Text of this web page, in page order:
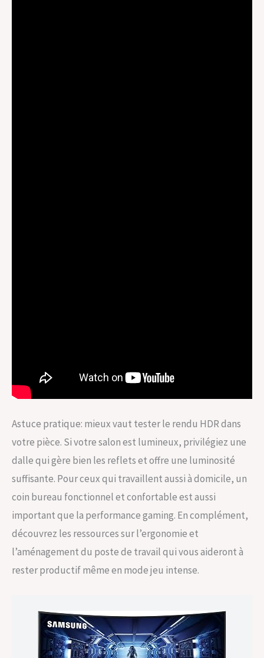
Astuce pratique: mieux vaut tester le rendu HDR dans
votre pièce. Si votre salon est lumineux, privilégiez une
dalle qui gère bien les reflets et offre une luminosité
suffisante. Pour ceux qui travaillent aussi à domicile, un
coin bureau fonctionnel et confortable est aussi
important que la performance gaming. En complément,
découvrez les ressources sur l’ergonomie et
l’aménagement du poste de travail qui vous aideront à
rester productif même en mode jeu intense.